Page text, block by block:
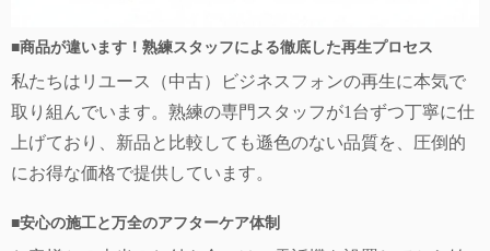
■商品が違います！熟練スタッフによる徹底した再生プロセス
私たちはリユース（中古）ビジネスフォンの再生に本気で
取り組んでいます。熟練の専門スタッフが1台ずつ丁寧に仕
上げており、新品と比較しても遜色のない品質を、圧倒的
にお得な価格で提供しています。
■安心の施工と万全のアフターケア体制